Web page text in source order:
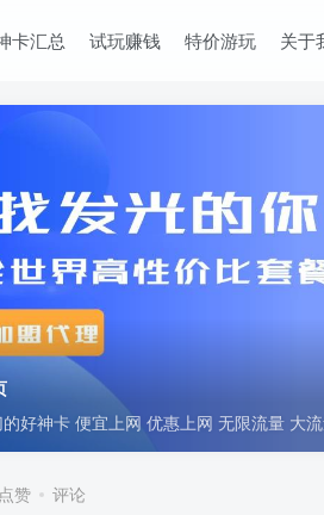
卡汇总 试玩赚钱 特价游玩 关于
好神卡 便宜上网 优惠上网 无限流量 大
点赞 评论